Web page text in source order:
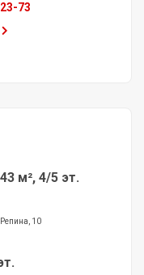
73
м², 4/5 эт.
10